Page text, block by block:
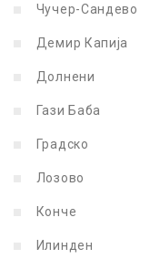
Чучер-Сандево
Демир Капија
Долнени
Гази Баба
Градско
Лозово
Конче
Илинден